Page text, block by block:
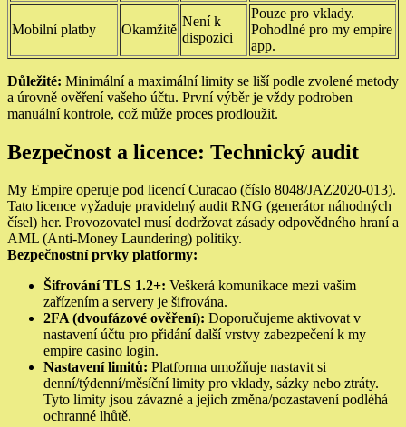
Mobilní platby Okamžitě
Není k
dispozici
Pouze pro vklady.
Pohodlné pro my empire
app.
Důležité: Minimální a maximální limity se liší podle zvolené metody
a úrovně ověření vašeho účtu. První výběr je vždy podroben
manuální kontrole, což může proces prodloužit.
Bezpečnost a licence: Technický audit
My Empire operuje pod licencí Curacao (číslo 8048/JAZ2020-013).
Tato licence vyžaduje pravidelný audit RNG (generátor náhodných
čísel) her. Provozovatel musí dodržovat zásady odpovědného hraní a
AML (Anti-Money Laundering) politiky.
Bezpečnostní prvky platformy:
Šifrování TLS 1.2+: Veškerá komunikace mezi vaším
zařízením a servery je šifrována.
2FA (dvoufázové ověření): Doporučujeme aktivovat v
nastavení účtu pro přidání další vrstvy zabezpečení k my
empire casino login.
Nastavení limitů: Platforma umožňuje nastavit si
denní/týdenní/měsíční limity pro vklady, sázky nebo ztráty.
Tyto limity jsou závazné a jejich změna/pozastavení podléhá
ochranné lhůtě.